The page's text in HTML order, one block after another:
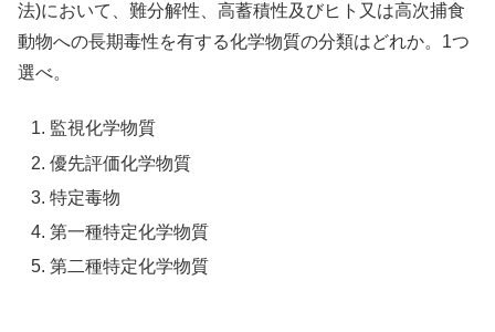
法)において、難分解性、高蓄積性及びヒト又は高次捕食
動物への長期毒性を有する化学物質の分類はどれか。1つ
選べ。
監視化学物質
優先評価化学物質
特定毒物
第一種特定化学物質
第二種特定化学物質